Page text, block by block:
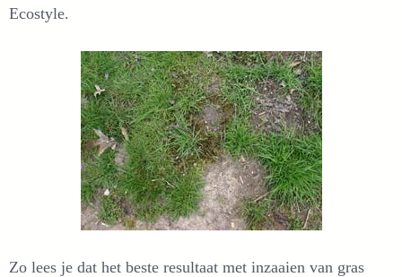
Ecostyle.
Zo lees je dat het beste resultaat met inzaaien van gras